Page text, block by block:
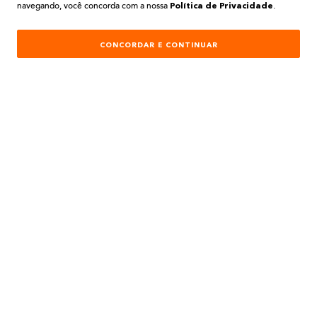
AJUDA E SUPORTE
ATENDIMENTO
navegando, você concorda com a nossa Política de Privacidade.
CONCORDAR E CONTINUAR